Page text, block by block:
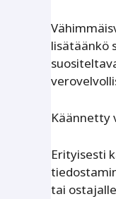
lisätäänkö
Käännetty
Erityisesti
tai